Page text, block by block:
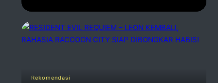
Rekomendasi